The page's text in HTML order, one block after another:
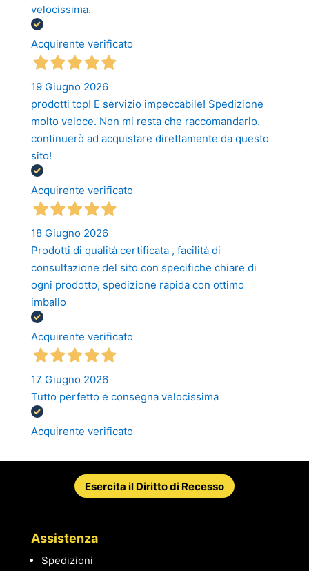
velocissima.
Acquirente verificato
19 Giugno 2026
prodotti top! E servizio impeccabile! Spedizione
molto veloce. Non mi resta che raccomandarlo.
continuerò ad acquistare direttamente da questo
sito!
Acquirente verificato
18 Giugno 2026
Prodotti di qualità certificata , facilità di
consultazione del sito con specifiche chiare di
ogni prodotto, spedizione rapida con ottimo
imballo
Acquirente verificato
17 Giugno 2026
Tutto perfetto e consegna velocissima
Acquirente verificato
Esercita il Diritto di Recesso
Assistenza
Spedizioni